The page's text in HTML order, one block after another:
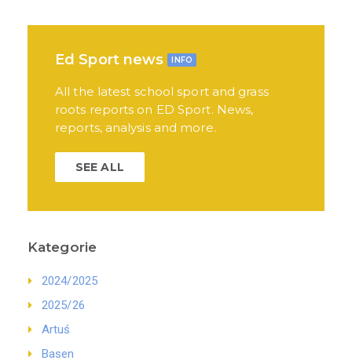
Ed Sport news INFO
All the latest school sport and grass
roots reports on ED Sport. News,
reports, analysis and more.
SEE ALL
Kategorie
2024/2025
2025/26
Artuś
Basen